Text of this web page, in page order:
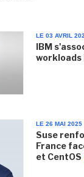
LE 03 AVRIL
IBM
workloads
LE 26 MAI 2025
Suse
France
et CentOS